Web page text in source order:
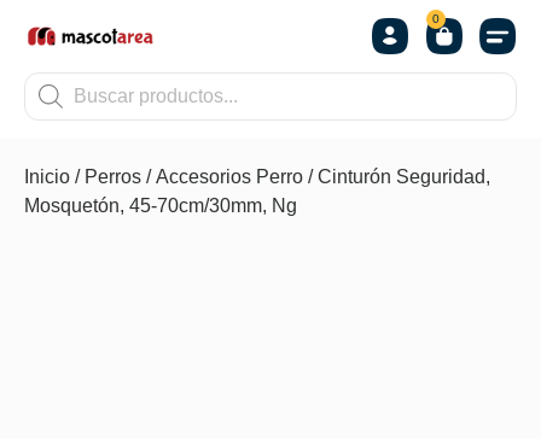
0
Inicio / Perros /Accesorios Perro / Cinturón Seguridad,
Mosquetón, 45-70cm/30mm, Ng